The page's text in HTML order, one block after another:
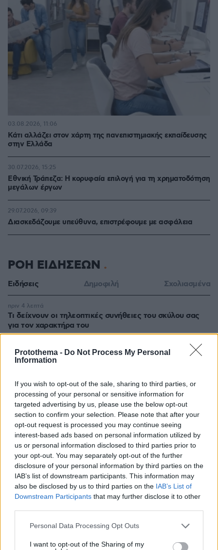
Protothema - Do Not Process My Personal
Information
If you wish to opt-out of the sale, sharing to third parties, or
processing of your personal or sensitive information for
targeted advertising by us, please use the below opt-out
section to confirm your selection. Please note that after your
opt-out request is processed you may continue seeing
interest-based ads based on personal information utilized by
us or personal information disclosed to third parties prior to
your opt-out. You may separately opt-out of the further
disclosure of your personal information by third parties on the
IAB’s list of downstream participants. This information may
also be disclosed by us to third parties on the IAB’s List of
Downstream Participants that may further disclose it to other
Please note that this website/app uses one or more Google
not limited to your visit or usage behaviour. You may click to
Personal Data Processing Opt Outs
I want to opt-out of the Sharing of my
Κάτι αλλάζει στον χάρτη της πανεπιστημιακής εκπαίδευσης
στην Ελλάδα
03.08.2026, 11:06
Εθνική Τράπεζα: Η κορυφαία επιλογή για τη χρηματοδότηση
μεγάλων έργων
30.07.2026, 15:25
Διασκεδάζουμε υπεύθυνα, επιστρέφουμε με ασφάλεια
29.07.2026, 09:39
ΡΟΗ ΕΙΔΗΣΕΩΝ
Ειδήσεις Δημοφιλή Σχολιασμένα
Τι δείχνουν οι τηλεοπτικές συνήθειες του σκύλου σας
για τον χαρακτήρα του
πριν 4 λεπτά
Αν αυτό το ένα πράγμα λείπει από τη σχέση σας, τότε
μάλλον αυτή φτάνει στο τέλος της
Το απίστευτο ρεκόρ της Nissan στην Ευρώπη
«Στα χαρακώματα» Ισπανία και Ιταλία για τη Σένγκεν: Η
Μαδρίτη απαντά με ελέγχους, ανυποχώρητη η Μελόνι
πριν 11 λεπτά
«Πέτρο, πότε θα κατέβεις στο νησί;»: Η Σίφνος του
Πέτρου Κουμπλή
πριν 14 λεπτά
Γιατί δεν μέτρησε το γκολ του Μύθου μετά το χαμένο
πέναλτι του Μιχαηλίδη στο ΠΑΟΚ-Αντερλεχτ, τι ισχύει
σύμφωνα με τον νέο κανονισμό
Σε 57χρονη γυναίκα ανήκει η σορός στον Λυκαβηττό,